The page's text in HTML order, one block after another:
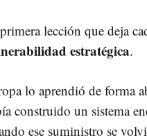
lección que deja
estratégica.
lo aprendió de forma
construido un sistema
ese suministro se